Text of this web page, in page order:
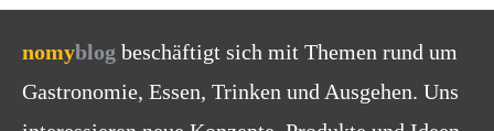
nomyblog beschäftigt sich mit Themen rund um
Gastronomie, Essen, Trinken und Ausgehen. Uns